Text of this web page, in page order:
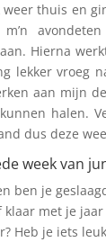
weer thuis en
Hierna
lekker vroeg
aan mijn
halen.
dus deze
week van
ben je
met je
Heb je iets